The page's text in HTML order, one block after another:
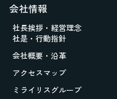
会社情報
社長挨拶・経営理念
社是・行動指針
会社概要・沿革
アクセスマップ
ミライリスグループ